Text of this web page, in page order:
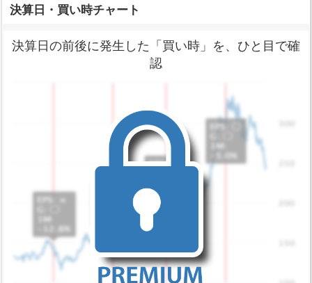
決算日・買い時チャート
決算日の前後に発生した「買い時」を、ひと目で確
認